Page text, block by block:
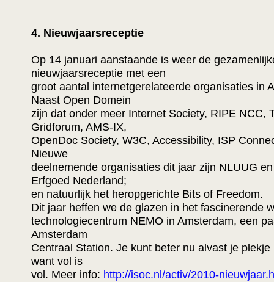
4. Nieuwjaarsreceptie
Op 14 januari aanstaande is weer de
nieuwjaarsreceptie met een
groot aantal internetgerelateerde organisaties in
Naast Open Domein
zijn dat onder meer Internet Society, RIPE NCC,
Gridforum, AMS-IX,
OpenDoc Society, W3C, Accessibility, ISP
Nieuwe
deelnemende organisaties dit jaar zijn NLUUG
Erfgoed Nederland;
en natuurlijk het heropgerichte Bits of Freedom.
Dit jaar heffen we de glazen in het fascinerende
technologiecentrum NEMO in Amsterdam, een
Amsterdam
Centraal Station. Je kunt beter nu alvast je plekje
want vol is
vol. Meer info: http://isoc.nl/activ/2010-